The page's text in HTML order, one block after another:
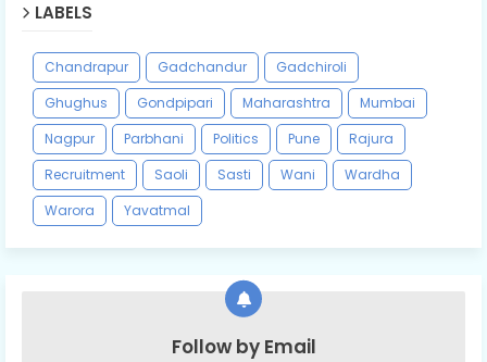
LABELS
Chandrapur Gadchandur
Gadchiroli
Ghughus
Gondpipari Maharashtra
Mumbai
Nagpur
Parbhani Politics Pune
Rajura
Recruitment
Saoli Sasti Wani
Wardha
Warora
Yavatmal
Follow by Email